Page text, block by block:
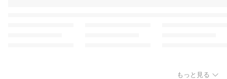
もっと見る